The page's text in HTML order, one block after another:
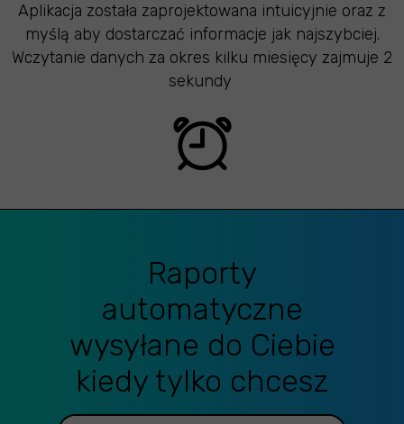
Aplikacja została zaprojektowana intuicyjnie oraz z
myślą aby dostarczać informacje jak najszybciej.
Wczytanie danych za okres kilku miesięcy zajmuje 2
sekundy
Raporty
automatyczne
wysyłane do Ciebie
kiedy tylko chcesz